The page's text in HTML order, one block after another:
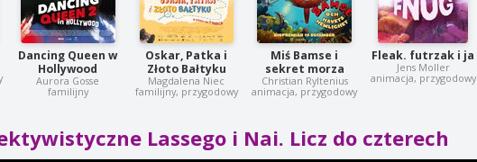
Dancing Queen w
Hollywood
Aurora Gosse
familijny
Oskar, Patka i
Złoto Bałtyku
Magdalena Niec
familijny, przygodowy
Miś Bamse i
sekret morza
Christian Ryltenius
animacja, przygodowy
Fleak. futrzak i ja
Jens Moller
animacja, przygodowy
Lassego i Nai. Licz do czterech